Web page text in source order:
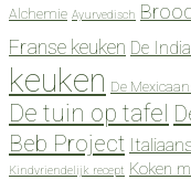
Alchemie Ayurvedisch
Franse keuken De
keuken De
De tuin op tafel
Beb Project
Kindvriendelijk recept Koken